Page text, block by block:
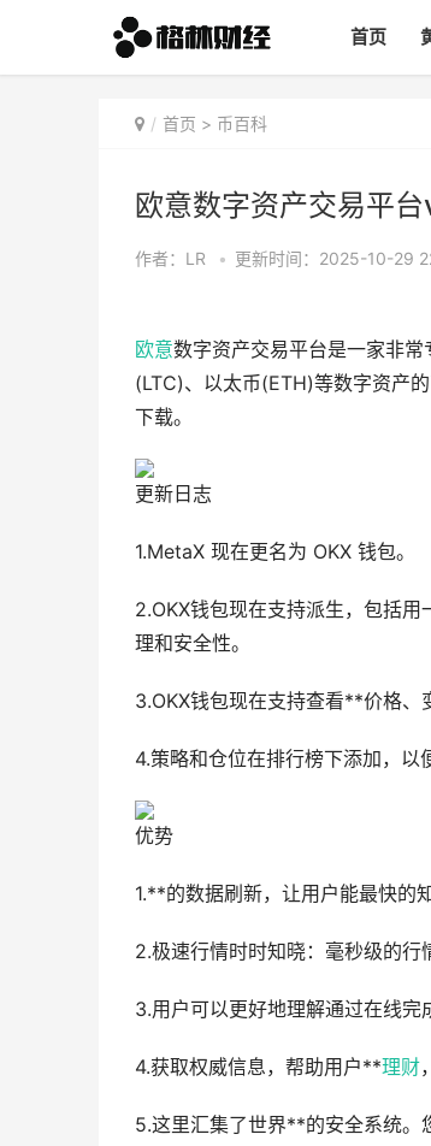
首页
首页 > 币百科
欧意数字资产交易平
作者：LR • 更新时间：2025-10-29
欧意数字资产交易平台是一家非
(LTC)、以太币(ETH)等数字资产
下载。
更新日志
1.MetaX 现在更名为 OKX 钱包。
2.OKX钱包现在支持派生，包括
理和安全性。
3.OKX钱包现在支持查看**价格、
4.策略和仓位在排行榜下添加，以
优势
1.**的数据刷新，让用户能最快的
2.极速行情时时知晓：毫秒级的
3.用户可以更好地理解通过在线
4.获取权威信息，帮助用户**理财
5.这里汇集了世界**的安全系统。